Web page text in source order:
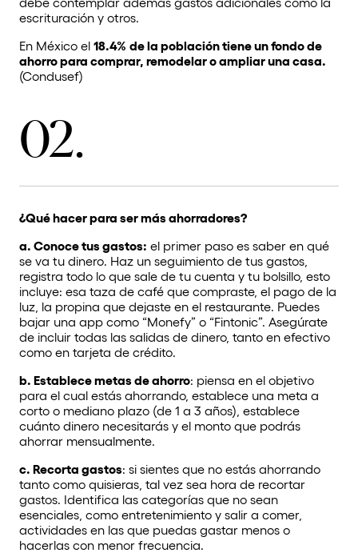
escrituración y otros.
En México el 18.4% de la población tiene un fondo de
ahorro para comprar, remodelar o ampliar una casa.
(Condusef)
02.
¿Qué hacer para ser más ahorradores?
a. Conoce tus gastos: el primer paso es saber en qué
se va tu dinero. Haz un seguimiento de tus gastos,
registra todo lo que sale de tu cuenta y tu bolsillo, esto
incluye: esa taza de café que compraste, el pago de la
luz, la propina que dejaste en el restaurante. Puedes
bajar una app como “Monefy” o “Fintonic”. Asegúrate
de incluir todas las salidas de dinero, tanto en efectivo
como en tarjeta de crédito.
b. Establece metas de ahorro: piensa en el objetivo
para el cual estás ahorrando, establece una meta a
corto o mediano plazo (de 1 a 3 años), establece
cuánto dinero necesitarás y el monto que podrás
ahorrar mensualmente.
c. Recorta gastos: si sientes que no estás ahorrando
tanto como quisieras, tal vez sea hora de recortar
gastos. Identifica las categorías que no sean
esenciales, como entretenimiento y salir a comer,
actividades en las que puedas gastar menos o
hacerlas con menor frecuencia.